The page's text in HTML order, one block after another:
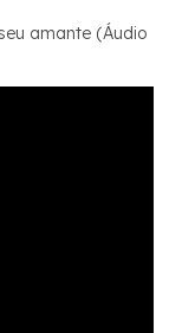
amante (Áudio